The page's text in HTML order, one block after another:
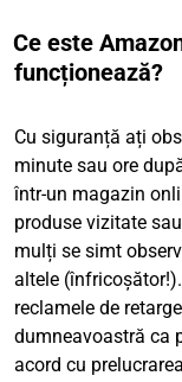
Ce este
funcționează?
Cu siguranță ați
minute sau ore
într-un magazin
produse vizitate
mulți se simt
altele
reclamele de
dumneavoastră ca
acord cu